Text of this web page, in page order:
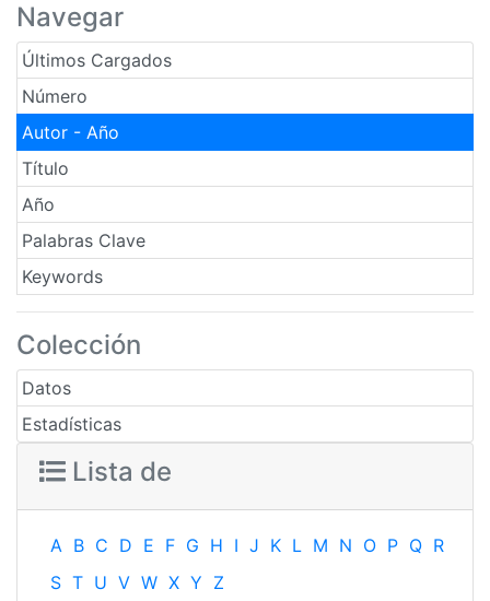
Navegar
Últimos Cargados
Número
Autor - Año
Título
Año
Palabras Clave
Keywords
Colección
Datos
Estadísticas
Lista de
A B C D E F G H I J K L M N O P Q R
S T U V W X Y Z